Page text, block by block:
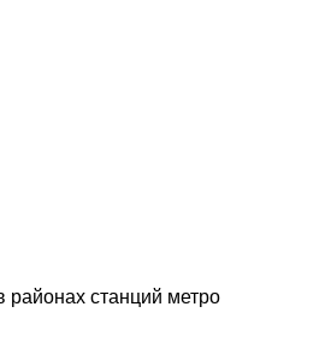
районах станций метро